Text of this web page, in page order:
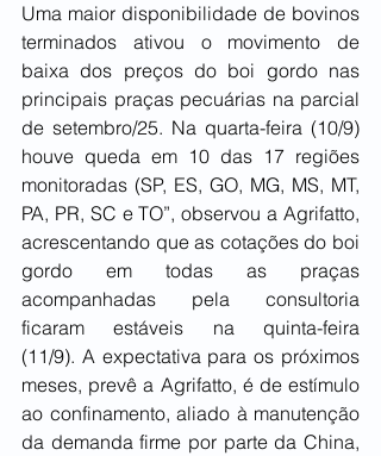
Uma maior disponibilidade de bovinos
terminados ativou o movimento de
baixa dos preços do boi gordo nas
principais praças pecuárias na parcial
de setembro/25. Na quarta-feira (10/9)
houve queda em 10 das 17 regiões
monitoradas (SP, ES, GO, MG, MS, MT,
PA, PR, SC e TO”, observou a Agrifatto,
acrescentando que as cotações do boi
gordo em todas as praças
acompanhadas pela consultoria
ficaram estáveis na quinta-feira
(11/9). A expectativa para os próximos
meses, prevê a Agrifatto, é de estímulo
ao confinamento, aliado à manutenção
da demanda firme por parte da China,